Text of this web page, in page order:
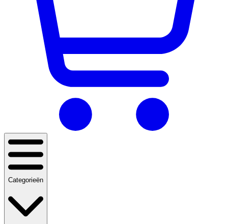
Categorieën